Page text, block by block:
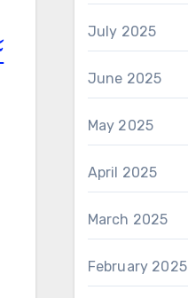
July 2025
June 2025
May 2025
April 2025
March 2025
February 2025